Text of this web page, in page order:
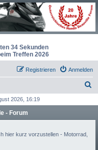
34 Sekunden
Treffen 2026
Anmelden
Registrieren
h
2026, 16:19
- Forum
hier kurz vorzustellen - Motorrad,